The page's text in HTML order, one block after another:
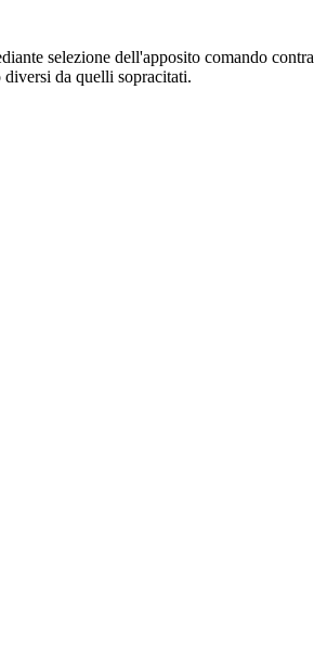
selezione dell'apposito comando
da quelli sopracitati.